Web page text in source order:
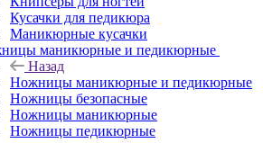
Кусачки для педикюра
Маникюрные кусачки
маникюрные и педикюрные
Назад
Ножницы маникюрные и педикюрные
Ножницы безопасные
Ножницы маникюрные
Ножницы педикюрные